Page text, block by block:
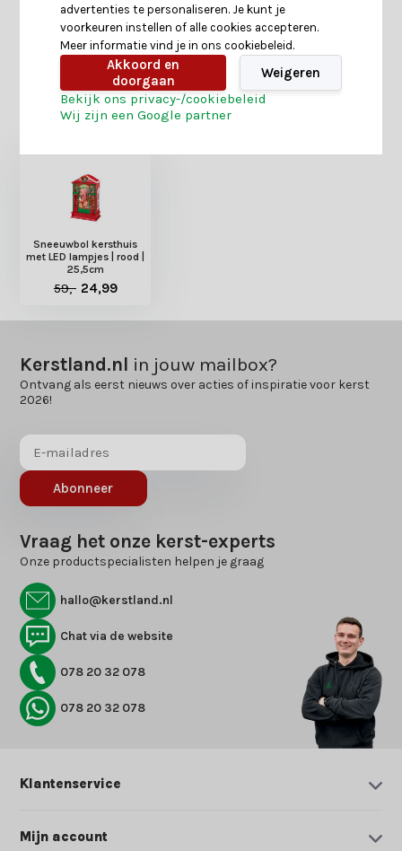
Heb je nog interesse in deze recent bekeken
producten?
Sneeuwbol kersthuis
met LED lampjes | rood |
25,5cm
59,- 24,99
Kerstland.nl in jouw mailbox?
Ontvang als eerst nieuws over acties of inspiratie voor kerst
2026!
Abonneer
Vraag het onze kerst-experts
Onze productspecialisten helpen je graag
hallo@kerstland.nl
Chat via de website
078 20 32 078
078 20 32 078
Klantenservice
Mijn account
advertenties te personaliseren. Je kunt je
voorkeuren instellen of alle cookies accepteren.
Meer informatie vind je in ons cookiebeleid.
Akkoord en
doorgaan
Weigeren
Bekijk ons privacy-/cookiebeleid
Wij zijn een Google partner